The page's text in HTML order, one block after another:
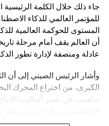
جاء ذلك خلال الكلمة الرئيسية
المستوى للحوكمة العالمية
أن العالم يقف أمام مرحلة
عادلة ومنصفة لإدارة تطور
وأشار الرئيس الصيني إلى أن
الكبرى، من اختراع المحرك
ساهمت في تغيير أساليب
تحمل فرصاً كبيرة، لكنها